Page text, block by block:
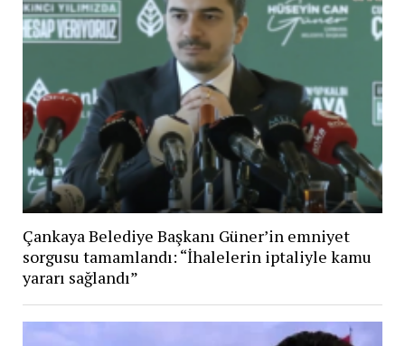
Çankaya Belediye Başkanı Güner’in emniyet
sorgusu tamamlandı: “İhalelerin iptaliyle kamu
yararı sağlandı”